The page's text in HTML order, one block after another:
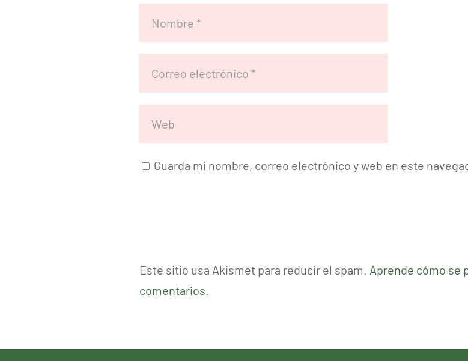
Guarda mi nombre, correo electrónico y web en este
Este sitio usa Akismet para reducir el spam. Aprende cómo se
comentarios.